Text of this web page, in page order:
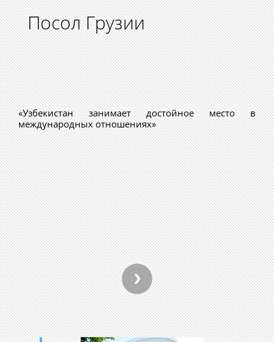
Посол Грузии
«Узбекистан занимает достойное место в
международных отношениях»